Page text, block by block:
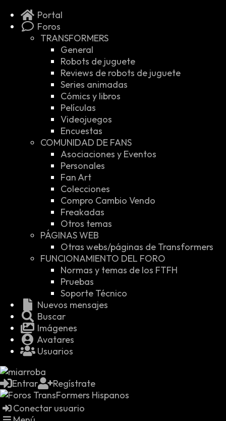
Portal
Foros
TRANSFORMERS
General
Robots de juguete
Reviews de robots de juguete
Series animadas
Cómics y libros
Películas
Videojuegos
Encuestas
COMUNIDAD DE FANS
Asociaciones y Eventos
Personales
Fan Art
Colecciones
Compro Cambio Vendo
Freakadas
Otros temas
PÁGINAS WEB
Otras webs/páginas de Transformers
FUNCIONAMIENTO DEL FORO
Normas y temas de los FTFH
Pruebas
Soporte Técnico
Nuevos mensajes
Buscar
Imágenes
Avatares
Usuarios
Entrar Regístrate
Conectar usuario